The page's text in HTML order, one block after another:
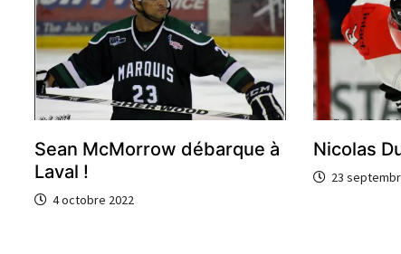
Sean McMorrow débarque à
Laval !
4 octobre 2022
Nicolas
23